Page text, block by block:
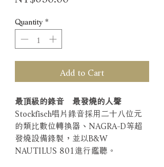
Quantity *
Add to Cart
最頂級的錄音 最發燒的人聲
Stockfisch唱片錄音採用二十八位元
的類比數位轉換器、NAGRA-D等超
發燒設備錄製，並以B&W
NAUTILUS 801進行鑑聽。